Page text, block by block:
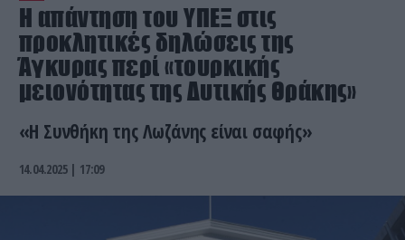
Η απάντηση του ΥΠΕΞ στις
προκλητικές δηλώσεις της
Άγκυρας περί «τουρκικής
μειονότητας της Δυτικής Θράκης»
«Η Συνθήκη της Λωζάνης είναι σαφής»
14.04.2025 | 17:09